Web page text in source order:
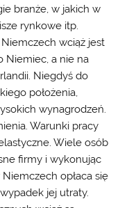
branże, w jakich w
rynkowe itp.
wciąż jest
Niemiec, a nie na
Niegdyś do
położenia,
wynagrodzeń.
Warunki pracy
Wiele osób
firmy i wykonując
Niemczech opłaca się
jej utraty.